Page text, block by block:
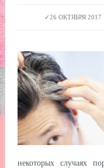
26 ОКТЯБРЯ
некоторых случаях